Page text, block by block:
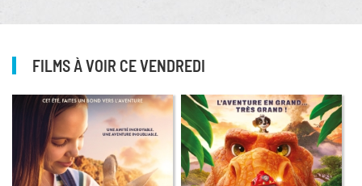
ANIMATIONS
CINÉ CAFÉ | RESTAURANT
INFOS PRATIQUES
FILMS À VOIR CE VENDREDI